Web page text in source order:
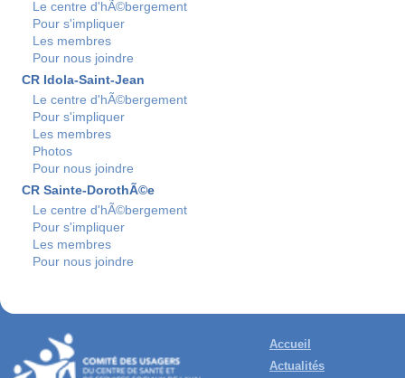
Le centre d'hÃ©bergement
Pour s'impliquer
Les membres
Pour nous joindre
CR Idola-Saint-Jean
Le centre d'hÃ©bergement
Pour s'impliquer
Les membres
Photos
Pour nous joindre
CR Sainte-DorothÃ©e
Le centre d'hÃ©bergement
Pour s'impliquer
Les membres
Pour nous joindre
Accueil
Actualités